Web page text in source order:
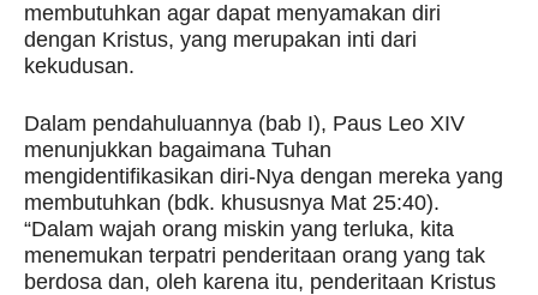
membutuhkan agar dapat menyamakan diri
dengan Kristus, yang merupakan inti dari
kekudusan.
Dalam pendahuluannya (bab I), Paus Leo XIV
menunjukkan bagaimana Tuhan
mengidentifikasikan diri-Nya dengan mereka yang
membutuhkan (bdk. khususnya Mat 25:40).
“Dalam wajah orang miskin yang terluka, kita
menemukan terpatri penderitaan orang yang tak
berdosa dan, oleh karena itu, penderitaan Kristus